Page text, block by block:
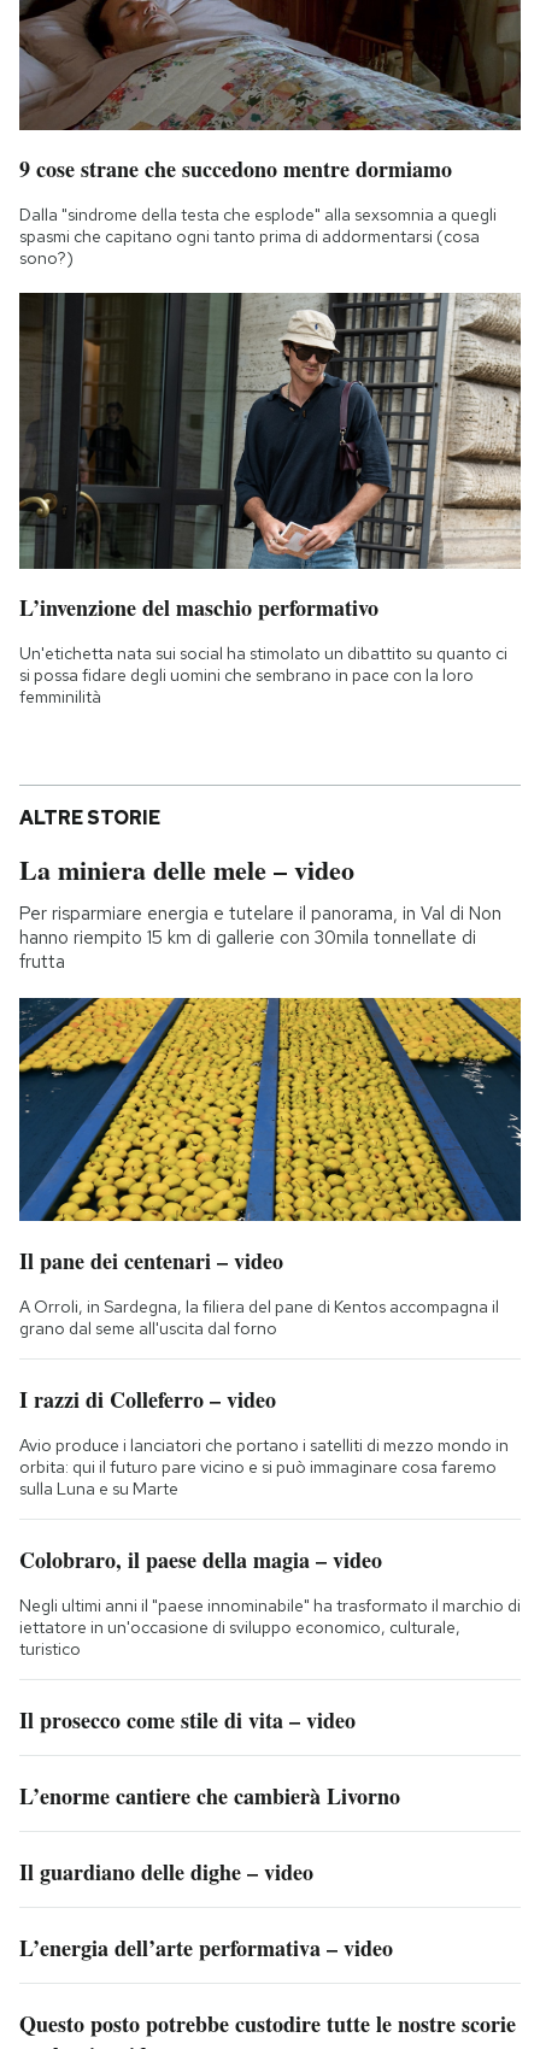
9 cose strane che succedono mentre dormiamo
Dalla "sindrome della testa che esplode" alla sexsomnia a quegli
spasmi che capitano ogni tanto prima di addormentarsi (cosa
sono?)
L’invenzione del maschio performativo
Un'etichetta nata sui social ha stimolato un dibattito su quanto ci
si possa fidare degli uomini che sembrano in pace con la loro
femminilità
ALTRE STORIE
La miniera delle mele – video
Per risparmiare energia e tutelare il panorama, in Val di Non
hanno riempito 15 km di gallerie con 30mila tonnellate di
frutta
Il pane dei centenari – video
A Orroli, in Sardegna, la filiera del pane di Kentos accompagna il
grano dal seme all'uscita dal forno
I razzi di Colleferro – video
Avio produce i lanciatori che portano i satelliti di mezzo mondo in
orbita: qui il futuro pare vicino e si può immaginare cosa faremo
sulla Luna e su Marte
Colobraro, il paese della magia – video
Negli ultimi anni il "paese innominabile" ha trasformato il marchio di
iettatore in un'occasione di sviluppo economico, culturale,
turistico
Il prosecco come stile di vita – video
L’enorme cantiere che cambierà Livorno
Il guardiano delle dighe – video
L’energia dell’arte performativa – video
Questo posto potrebbe custodire tutte le nostre scorie